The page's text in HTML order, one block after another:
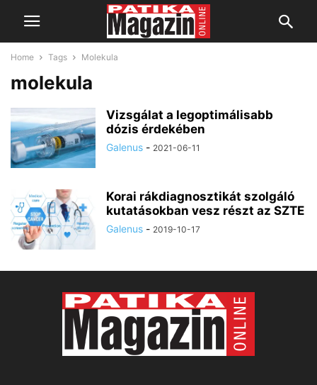
Home Tags Molekula
molekula
Vizsgálat a legoptimálisabb
dózis érdekében
Galenus - 2021-06-11
Korai rákdiagnosztikát szolgáló
kutatásokban vesz részt az SZTE
Galenus - 2019-10-17